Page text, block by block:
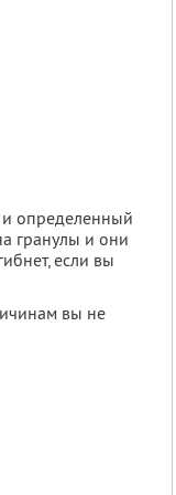
определенный
гранулы и они
если вы
вы не